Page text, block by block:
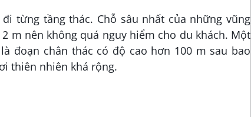
từng tầng thác. Chỗ sâu nhất của những vũng
m nên không quá nguy hiểm cho du khách. Một
đoạn chân thác có độ cao hơn 100 m sau bao
thiên nhiên khá rộng.